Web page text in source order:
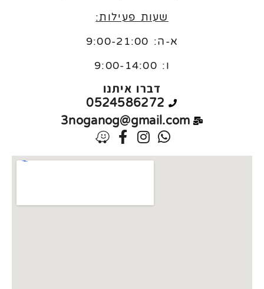
שעות פעילות:
א-ה: 9:00-21:00
ו: 9:00-14:00
דברו איתנו
0524586272
3noganog@gmail.com